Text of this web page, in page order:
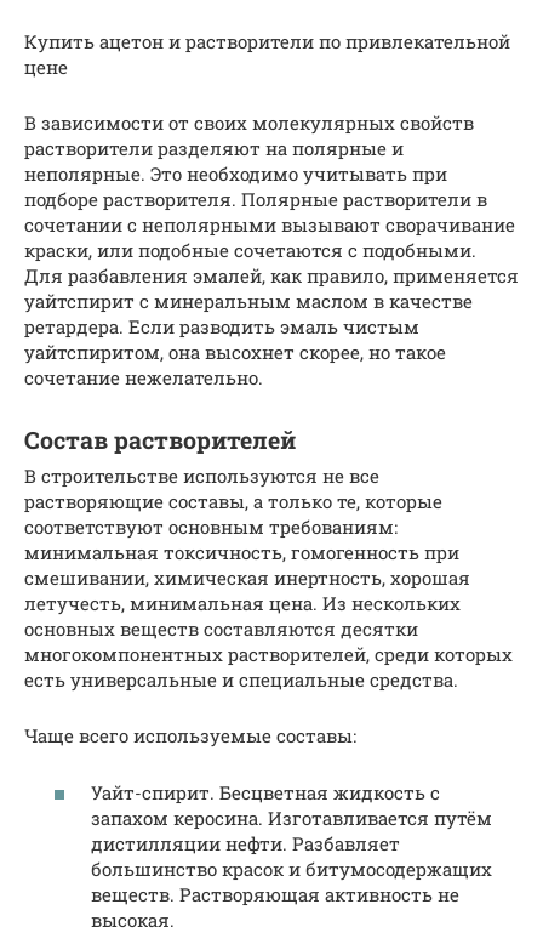
Купить ацетон и растворители по привлекательной
цене
В зависимости от своих молекулярных свойств
растворители разделяют на полярные и
неполярные. Это необходимо учитывать при
подборе растворителя. Полярные растворители в
сочетании с неполярными вызывают сворачивание
краски, или подобные сочетаются с подобными.
Для разбавления эмалей, как правило, применяется
уайтспирит с минеральным маслом в качестве
ретардера. Если разводить эмаль чистым
уайтспиритом, она высохнет скорее, но такое
сочетание нежелательно.
Состав растворителей
В строительстве используются не все
растворяющие составы, а только те, которые
соответствуют основным требованиям:
минимальная токсичность, гомогенность при
смешивании, химическая инертность, хорошая
летучесть, минимальная цена. Из нескольких
основных веществ составляются десятки
многокомпонентных растворителей, среди которых
есть универсальные и специальные средства.
Чаще всего используемые составы:
Уайт-спирит. Бесцветная жидкость с
запахом керосина. Изготавливается путём
дистилляции нефти. Разбавляет
большинство красок и битумосодержащих
веществ. Растворяющая активность не
высокая.